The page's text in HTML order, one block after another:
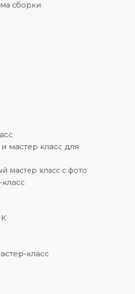
сборки
мастер класс для
мастер класс с фото
класс